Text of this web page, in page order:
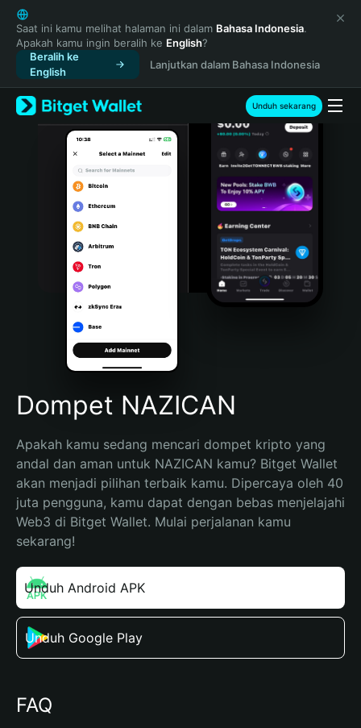
English
日本語
Tiếng Việt
Русский
Español (Latinoamérica)
Türkçe
Italiano
Português (Portugal)
Bahasa Indonesia
Português (Brasil)
Español (Argentina)
Saat ini kamu melihat halaman ini dalam Bahasa Indonesia.
Apakah kamu ingin beralih ke English?
Beralih ke
English
Lanjutkan dalam Bahasa Indonesia
Unduh sekarang
Dompet NAZICAN
Apakah kamu sedang mencari dompet kripto yang
andal dan aman untuk NAZICAN kamu? Bitget Wallet
akan menjadi pilihan terbaik kamu. Dipercaya oleh 40
juta pengguna, kamu dapat dengan bebas menjelajahi
Web3 di Bitget Wallet. Mulai perjalanan kamu
sekarang!
Unduh Android APK
Unduh Google Play
FAQ